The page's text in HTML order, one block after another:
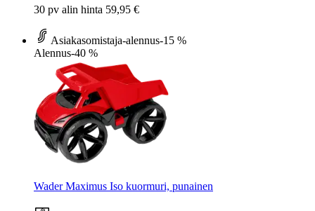
30 pv alin hinta 59,95 €
Asiakasomistaja-alennus-15 %
Alennus-40 %
Wader Maximus Iso kuormuri, punainen